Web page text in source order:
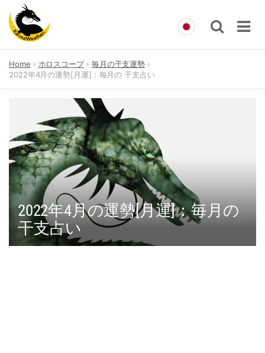
content
Home ホロスコープ
毎月の干支運勢
2022年4月の運勢[月運]：毎月の 干支占い
2022年4月の運勢[月運]：毎月の
干支占い